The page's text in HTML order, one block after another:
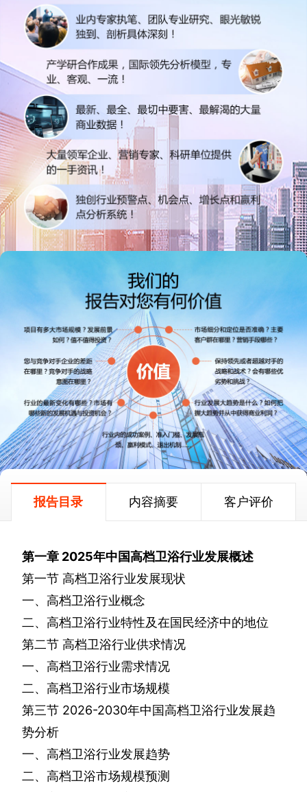
报告目录 内容摘要 客户评价
第一章 2025年中国高档卫浴行业发展概述
第一节 高档卫浴行业发展现状
一、高档卫浴行业概念
二、高档卫浴行业特性及在国民经济中的地位
第二节 高档卫浴行业供求情况
一、高档卫浴行业需求情况
二、高档卫浴行业市场规模
第三节 2026-2030年中国高档卫浴行业发展趋
势分析
一、高档卫浴行业发展趋势
二、高档卫浴市场规模预测